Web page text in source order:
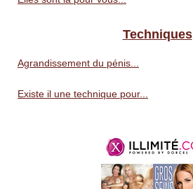
Techniques
Agrandissement du pénis...
Existe il une technique pour...